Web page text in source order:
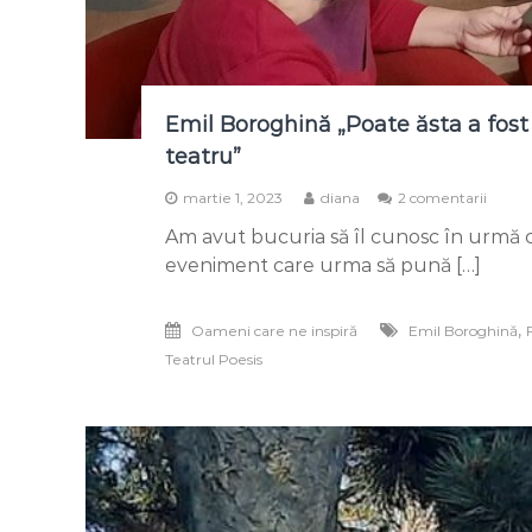
Emil Boroghină „Poate ăsta a
teatru”
martie 1, 2023 diana 2 comentarii
fost
fiu
actor,
fiu
om
Am avut bucuria să îl cunosc în
eveniment care urma să pună […]
Oameni care ne inspiră Emil Boroghină,
Teatrul Poesis